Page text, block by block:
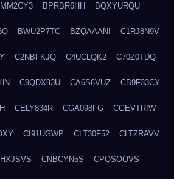
BPRBR6HH BQXYURQU
BWU2P7TC BZQAAANI C1RJ8N9V
C2NBFKJQ C4UCLQK2 C70Z0TDQ
C9QDX93U CA6S6VUZ CB9F33CY
CELY834R CGA098FG CGEVTRIW
CI91UGWP CLT30F52 CLTZRAVV
CNBCYN5S CPQSOOVS